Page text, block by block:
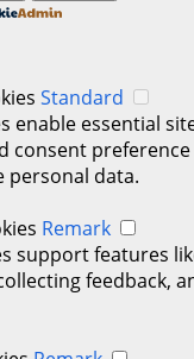
Standard
enable essential
consent
personal data.
Remark
support features
feedback,